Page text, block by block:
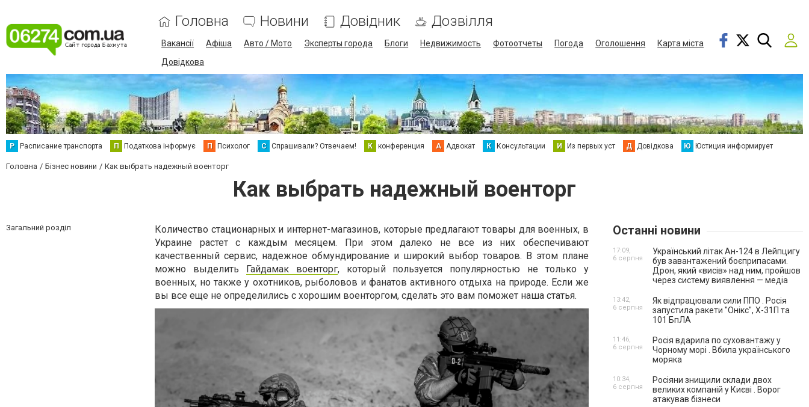
Головна Новини Довідник Дозвілля
Вакансії Афіша Авто / Мото Эксперты города Блоги Недвижимость Фотоотчеты Погода Оголошення
Карта міста
Довідкова
Р Расписание транспорта П Податкова інформує П Психолог С Спрашивали? Отвечаем! К конференция А Адвокат К Консультации И Из первых уст Д Довідкова Ю Юстиция информирует
Головна Бізнес новини Как выбрать надежный военторг
Как выбрать надежный военторг
Загальний розділ
Количество стационарных и интернет-магазинов, которые предлагают товары для военных, в
Украине растет с каждым месяцем. При этом далеко не все из них обеспечивают
качественный сервис, надежное обмундирование и широкий выбор товаров. В этом плане
можно выделить Гайдамак военторг, который пользуется популярностью не только у
военных, но также у охотников, рыболовов и фанатов активного отдыха на природе. Если же
вы все еще не определились с хорошим военторгом, сделать это вам поможет наша статья.
Останні новини
Український літак Ан-124 в Лейпцигу
був завантажений боєприпасами.
Дрон, який «висів» над ним, пройшов
через систему виявлення — медіа
17:09,
6 серпня
Як відпрацювали сили ППО . Росія
запустила ракети "Онікс", Х-31П та
101 БпЛА
13:42,
6 серпня
Росія вдарила по суховантажу у
Чорному морі . Вбила українського
моряка
11:46,
6 серпня
Росіяни знищили склади двох
великих компаній у Києві . Ворог
атакував бізнеси
10:34,
6 серпня